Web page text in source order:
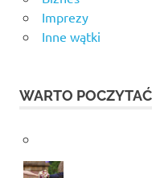
Imprezy
Inne wątki
WARTO POCZYTAĆ